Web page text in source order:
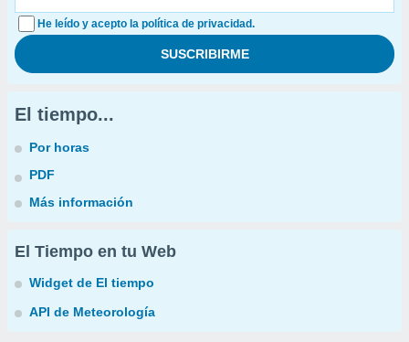
He leído y acepto la política de privacidad.
El tiempo...
Por horas
PDF
Más información
El Tiempo en tu Web
Widget de El tiempo
API de Meteorología